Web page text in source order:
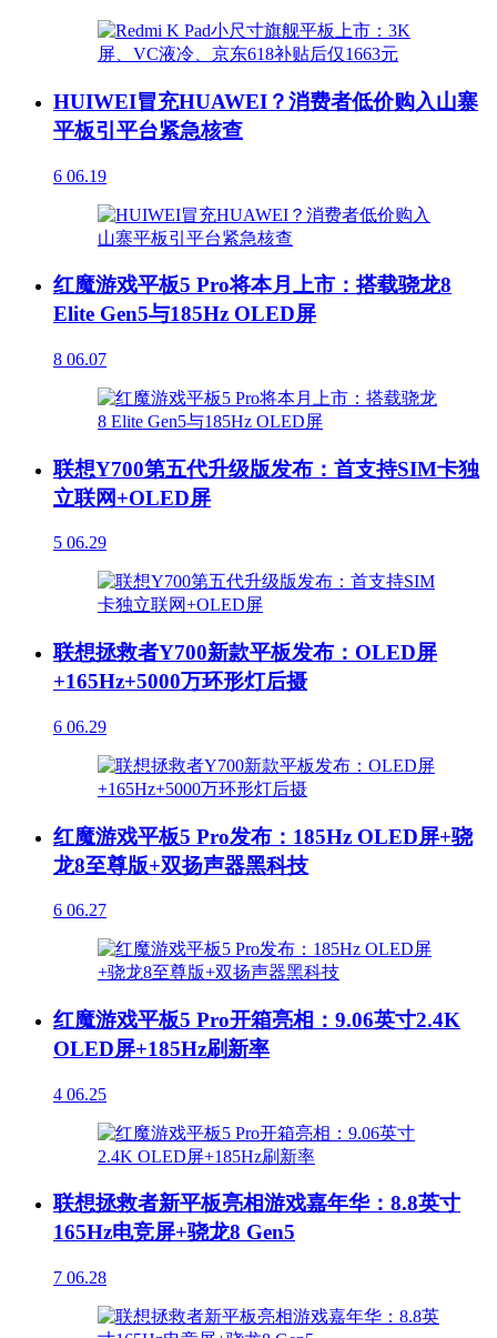
HUIWEI冒充HUAWEI？消费者低价购入山寨
平板引平台紧急核查
6 06.19
红魔游戏平板5 Pro将本月上市：搭载骁龙8
Elite Gen5与185Hz OLED屏
8 06.07
联想Y700第五代升级版发布：首支持SIM卡独
立联网+OLED屏
5 06.29
联想拯救者Y700新款平板发布：OLED屏
+165Hz+5000万环形灯后摄
6 06.29
红魔游戏平板5 Pro发布：185Hz OLED屏+骁
龙8至尊版+双扬声器黑科技
6 06.27
红魔游戏平板5 Pro开箱亮相：9.06英寸2.4K
OLED屏+185Hz刷新率
4 06.25
联想拯救者新平板亮相游戏嘉年华：8.8英寸
165Hz电竞屏+骁龙8 Gen5
7 06.28